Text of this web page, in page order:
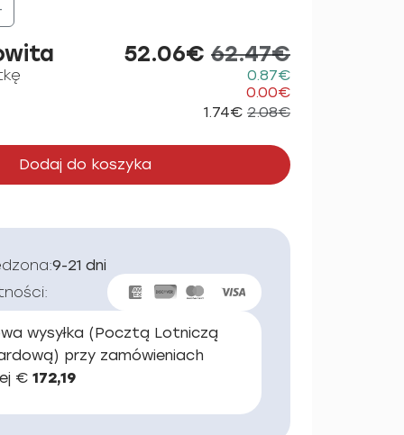
52.06€ 62.47€
0.87€
0.00€
1.74€ 2.08€
Dodaj do koszyka
9-21 dni
wysyłka (Pocztą Lotniczą
przy zamówieniach
€ 172,19